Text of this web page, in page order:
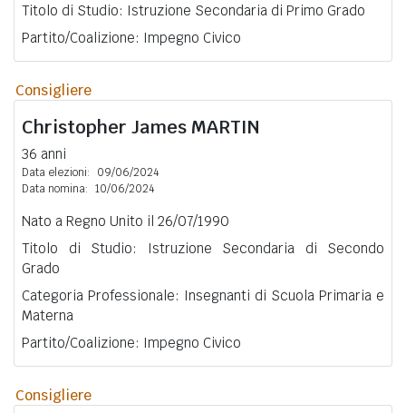
Titolo di Studio: Istruzione Secondaria di Primo Grado
Partito/Coalizione: Impegno Civico
Consigliere
Christopher James MARTIN
36 anni
Data elezioni:
09/06/2024
Data nomina: 10/06/2024
Nato a Regno Unito il 26/07/1990
Titolo di Studio: Istruzione Secondaria di Secondo
Grado
Categoria Professionale: Insegnanti di Scuola Primaria e
Materna
Partito/Coalizione: Impegno Civico
Consigliere